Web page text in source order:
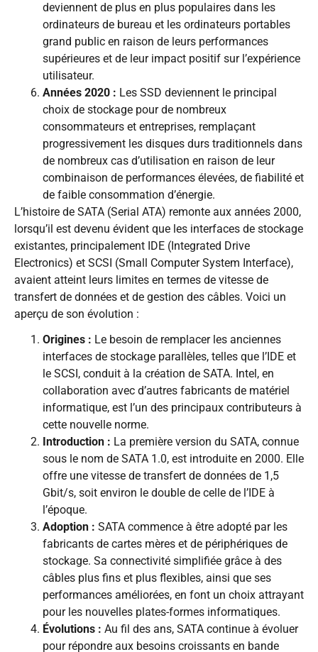
deviennent de plus en plus populaires dans les
ordinateurs de bureau et les ordinateurs portables
grand public en raison de leurs performances
supérieures et de leur impact positif sur l’expérience
utilisateur.
Années 2020 : Les SSD deviennent le principal
choix de stockage pour de nombreux
consommateurs et entreprises, remplaçant
progressivement les disques durs traditionnels dans
de nombreux cas d’utilisation en raison de leur
combinaison de performances élevées, de fiabilité et
de faible consommation d’énergie.
L’histoire de SATA (Serial ATA) remonte aux années 2000,
lorsqu’il est devenu évident que les interfaces de stockage
existantes, principalement IDE (Integrated Drive
Electronics) et SCSI (Small Computer System Interface),
avaient atteint leurs limites en termes de vitesse de
transfert de données et de gestion des câbles. Voici un
aperçu de son évolution :
Origines : Le besoin de remplacer les anciennes
interfaces de stockage parallèles, telles que l’IDE et
le SCSI, conduit à la création de SATA. Intel, en
collaboration avec d’autres fabricants de matériel
informatique, est l’un des principaux contributeurs à
cette nouvelle norme.
Introduction : La première version du SATA, connue
sous le nom de SATA 1.0, est introduite en 2000. Elle
offre une vitesse de transfert de données de 1,5
Gbit/s, soit environ le double de celle de l’IDE à
l’époque.
Adoption : SATA commence à être adopté par les
fabricants de cartes mères et de périphériques de
stockage. Sa connectivité simplifiée grâce à des
câbles plus fins et plus flexibles, ainsi que ses
performances améliorées, en font un choix attrayant
pour les nouvelles plates-formes informatiques.
Évolutions : Au fil des ans, SATA continue à évoluer
pour répondre aux besoins croissants en bande